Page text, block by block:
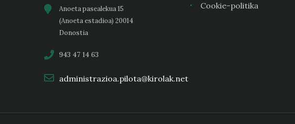
Anoeta pasealekua 15
(Anoeta estadioa) 20014
Donostia
943 47 14 63
administrazioa.pilota@kirolak.net
Cookie-politika